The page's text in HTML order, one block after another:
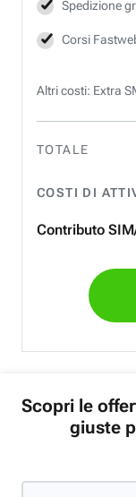
Spedizione
Corsi
Altri costi: Extra
TOTALE
COSTI DI
Contributo
Scopri le
giuste